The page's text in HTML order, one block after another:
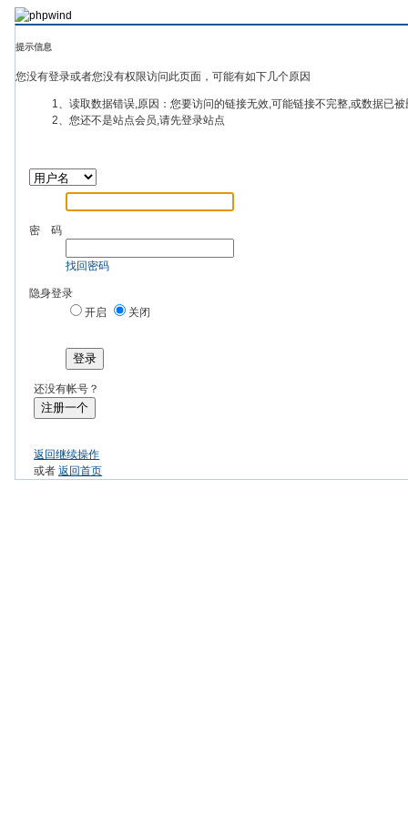
提示信息
您没有登录或者您没有权限访问此页面，可能有如下几个原因
1、读取数据错误,原因：您要访问的链接无效,可能链接不完整,或数据已
2、您还不是站点会员,请先登录站点
密 码
找回密码
隐身登录
开启
关闭
登录
还没有帐号？
注册一个
返回继续操作
或者返回首页